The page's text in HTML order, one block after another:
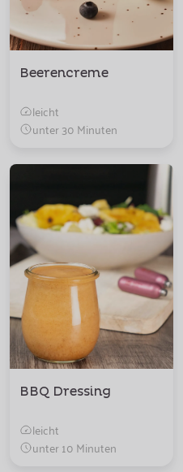
Beerencreme
leicht
unter 30 Minuten
BBQ Dressing
leicht
unter 10 Minuten